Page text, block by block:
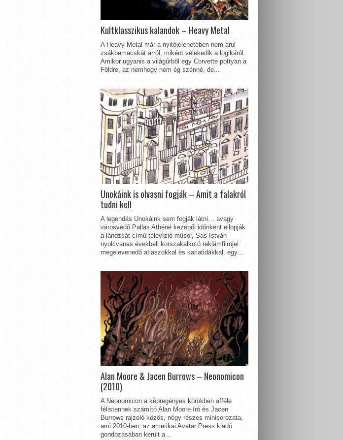
Kultklasszikus kalandok – Heavy Metal
A Heavy Metal már a nyitójelenetében nem árul
zsákbamacskát arról, miként vélekedik a logikáról.
Amikor ugyanis a világűrből egy Corvette pottyan a
Földre, az nemhogy nem ég szénné, de...
Unokáink is olvasni fogják – Amit a falakról
tudni kell
A legendás Unokáink sem fogják látni… avagy
városvédő Pallas Athéné kezéből időnként ellopják
a lándzsát című televízió műsor, Sas István
nyolcvanas évekbeli korszakalkotó reklámfilmjei
megelevenedő atlaszokkal és kariatidákkal, egy...
Alan Moore & Jacen Burrows – Neonomicon
(2010)
A Neonomicon a képregényes körökben afféle
félistennek számító Alan Moore író és Jacen
Burrows rajzoló közös, négy részes minisorozata,
ami 2010-ben, az amerikai Avatar Press kiadó
gondozásában került a...